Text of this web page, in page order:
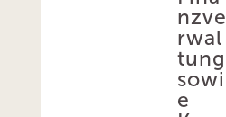
nzve
rwal
tung
sowi
e